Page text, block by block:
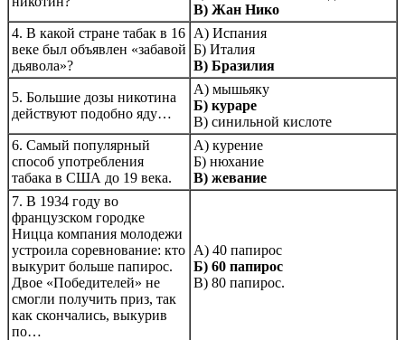
В) Жан Нико
4. В какой стране табак в 16
веке был объявлен «забавой
дьявола»?
А) Испания
Б) Италия
В) Бразилия
5. Большие дозы никотина
действуют подобно яду…
А) мышьяку
Б) кураре
В) синильной кислоте
6. Самый популярный
способ употребления
табака в США до 19 века.
А) курение
Б) нюхание
В) жевание
7. В 1934 году во
французском городке
Ницца компания молодежи
устроила соревнование: кто
выкурит больше папирос.
Двое «Победителей» не
смогли получить приз, так
как скончались, выкурив
по…
А) 40 папирос
Б) 60 папирос
В) 80 папирос.